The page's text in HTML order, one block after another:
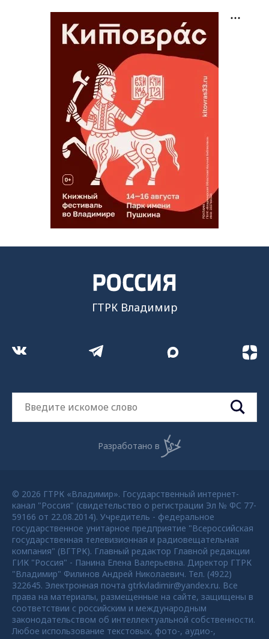
ГТРК Владимир
Разработано в
© 2026 ГТРК «Владимир». Государственный интернет-
канал "Россия" (свидетельство о регистрации Эл № ФС 77-
59166 от 22.08.2014). Учредитель - федеральное
государственное унитарное предприятие "Всероссийская
государственная телевизионная и радиовещательная
компания" (ВГТРК). Главный редактор Главной редакции
ГИК "Россия" - Панина Елена Валерьевна. Директор ГТРК
"Владимир" Филинов Андрей Николаевич. Тел. (4922)
322645. Электронная почта gtrkvladimir@yandex.ru. Все
права на материалы, размещенные на сайте, защищены в
соответствии с российским и международным
законодательством об интеллектуальной собственности.
Любое использование текстовых, фото-, аудио-,